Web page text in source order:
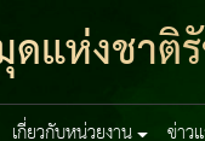
แห่งชาติ